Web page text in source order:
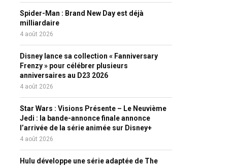
Spider-Man : Brand New Day est déjà
milliardaire
4 août 2026
Disney lance sa collection « Fanniversary
Frenzy » pour célébrer plusieurs
anniversaires au D23 2026
4 août 2026
Star Wars : Visions Présente – Le Neuvième
Jedi : la bande-annonce finale annonce
l’arrivée de la série animée sur Disney+
4 août 2026
Hulu développe une série adaptée de The